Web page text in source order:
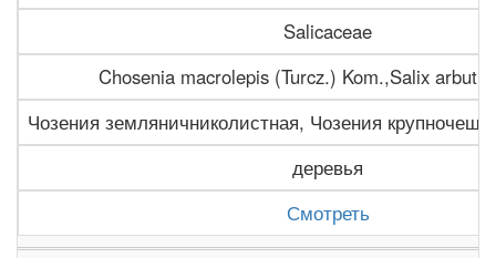
Salicaceae
Chosenia macrolepis (Turcz.) Kom.,Salix
Чозения земляничниколистная, Чозения
деревья
Смотреть